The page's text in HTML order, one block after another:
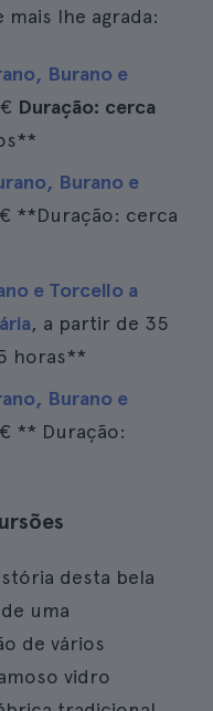
lhe agrada:
Burano e
Duração: cerca
Burano e
**Duração: cerca
e Torcello a
, a partir de 35
horas**
Burano e
** Duração:
desta bela
uma
de vários
vidro